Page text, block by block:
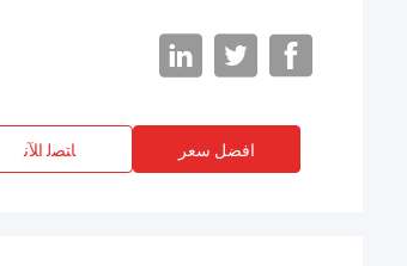
افضل سعر ﺎﺘﺼﻟ ﺍﻶﻧ